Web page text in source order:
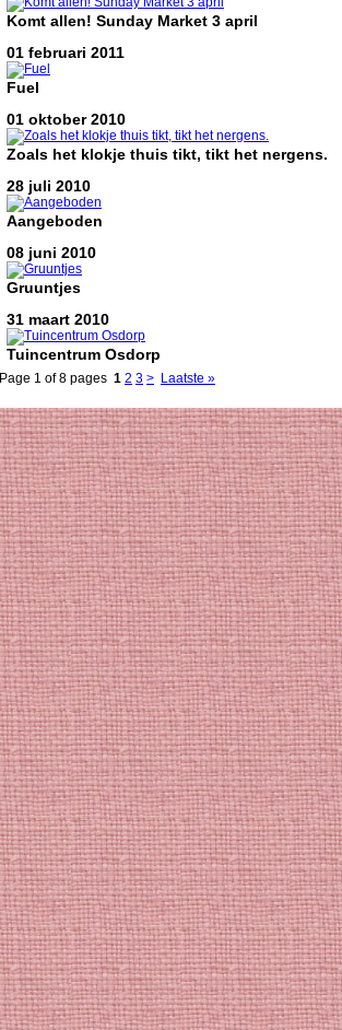
Komt allen! Sunday Market 3 april
01 februari 2011
Fuel
01 oktober 2010
Zoals het klokje thuis tikt, tikt het nergens.
28 juli 2010
Aangeboden
08 juni 2010
Gruuntjes
31 maart 2010
Tuincentrum Osdorp
Page 1 of 8 pages 1 2 3 > Laatste »